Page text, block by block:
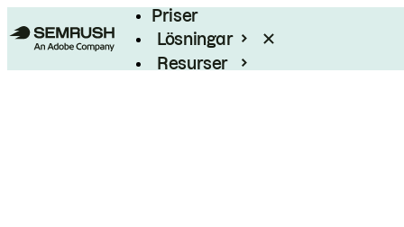
Priser
Lösningar
Resurser